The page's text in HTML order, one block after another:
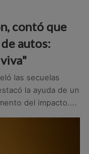
contó que
autos:
las secuelas
la ayuda de un
del impacto....